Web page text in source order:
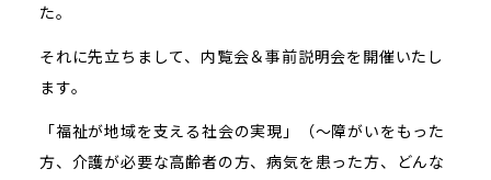
た。
それに先立ちまして、内覧会＆事前説明会を開催いたし
ます。
「福祉が地域を支える社会の実現」（～障がいをもった
方、介護が必要な高齢者の方、病気を患った方、どんな